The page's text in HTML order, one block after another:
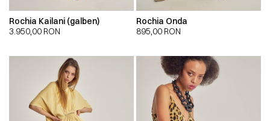
Rochia Kailani (galben)
3.950,00 RON
Rochia Onda
895,00 RON